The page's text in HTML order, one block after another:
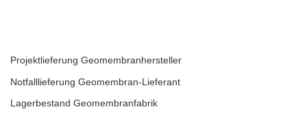
Projektlieferung Geomembranhersteller
Notfalllieferung Geomembran-Lieferant
Lagerbestand Geomembranfabrik